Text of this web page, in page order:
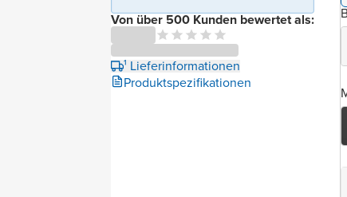
Von über 500 Kunden bewertet als:
¹ Lieferinformationen
Produktspezifikationen